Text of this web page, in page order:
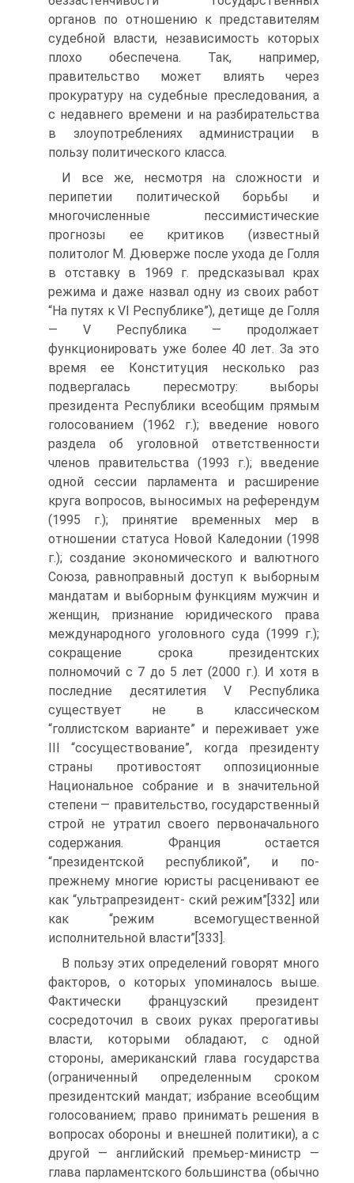
органов по отношению к представителям
судебной власти, независимость которых
плохо обеспечена. Так, например,
правительство может влиять через
прокуратуру на судебные преследования, а
с недавнего времени и на разбирательства
в злоупотреблениях администрации в
пользу политического класса.
И все же, несмотря на сложности и
перипетии политической борьбы и
многочисленные пессимистические
прогнозы ее критиков (известный
политолог М. Дюверже после ухода де Голля
в отставку в 1969 г. предсказывал крах
режима и даже назвал одну из своих работ
“На путях к VI Республике”), детище де Голля
— V Республика — продолжает
функционировать уже более 40 лет. За это
время ее Конституция несколько раз
подвергалась пересмотру: выборы
президента Республики всеобщим прямым
голосованием (1962 г.); введение нового
раздела об уголовной ответственности
членов правительства (1993 г.); введение
одной сессии парламента и расширение
круга вопросов, выносимых на референдум
(1995 г.); принятие временных мер в
отношении статуса Новой Каледонии (1998
г.); создание экономического и валютного
Союза, равноправный доступ к выборным
мандатам и выборным функциям мужчин и
женщин, признание юридического права
международного уголовного суда (1999 г.);
сокращение срока президентских
полномочий с 7 до 5 лет (2000 г.). И хотя в
последние десятилетия V Республика
существует не в классическом
“голлистском варианте” и переживает уже
III “сосуществование”, когда президенту
страны противостоят оппозиционные
Национальное собрание и в значительной
степени — правительство, государственный
строй не утратил своего первоначального
содержания. Франция остается
“президентской республикой”, и по-
прежнему многие юристы расценивают ее
как “ультрапрезидент- ский режим”[332] или
как “режим всемогущественной
исполнительной власти”[333].
В пользу этих определений говорят много
факторов, о которых упоминалось выше.
Фактически французский президент
сосредоточил в своих руках прерогативы
власти, которыми обладают, с одной
стороны, американский глава государства
(ограниченный определенным сроком
президентский мандат; избрание всеобщим
голосованием; право принимать решения в
вопросах обороны и внешней политики), а с
другой — английский премьер-министр —
глава парламентского большинства (обычно